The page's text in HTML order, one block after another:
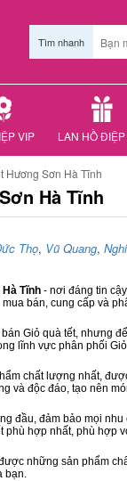
Tìm nhanh
VIP LAN HỒ
Hương Sơn Hà Tĩnh
Hà Tĩnh
Thọ, Vũ Quang,
Tĩnh - nơi đáng tin
bán, cung cấp và
Giỏ quà tết, nhưng
lĩnh vực phân phối
chất lượng nhất,
và độc đáo, tạo nên
đầu, đảm bảo mọi
hợp nhất, phù hợp
những sản phẩm
bạn.